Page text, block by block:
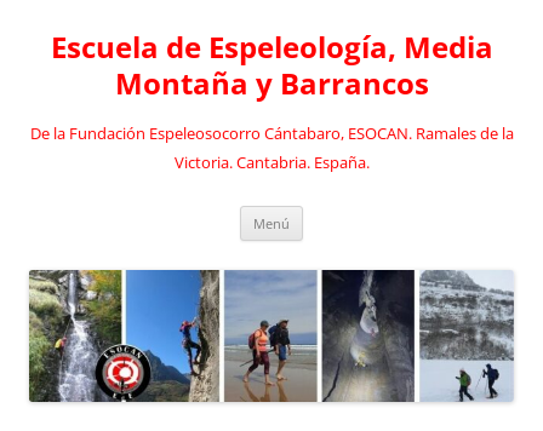
contenido
Escuela de Espeleología, Media
Montaña y Barrancos
De la Fundación Espeleosocorro Cántabaro, ESOCAN. Ramales de la
Victoria. Cantabria. España.
Menú